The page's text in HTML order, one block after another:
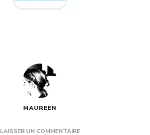
MAUREEN
LAISSER UN COMMENTAIRESUR